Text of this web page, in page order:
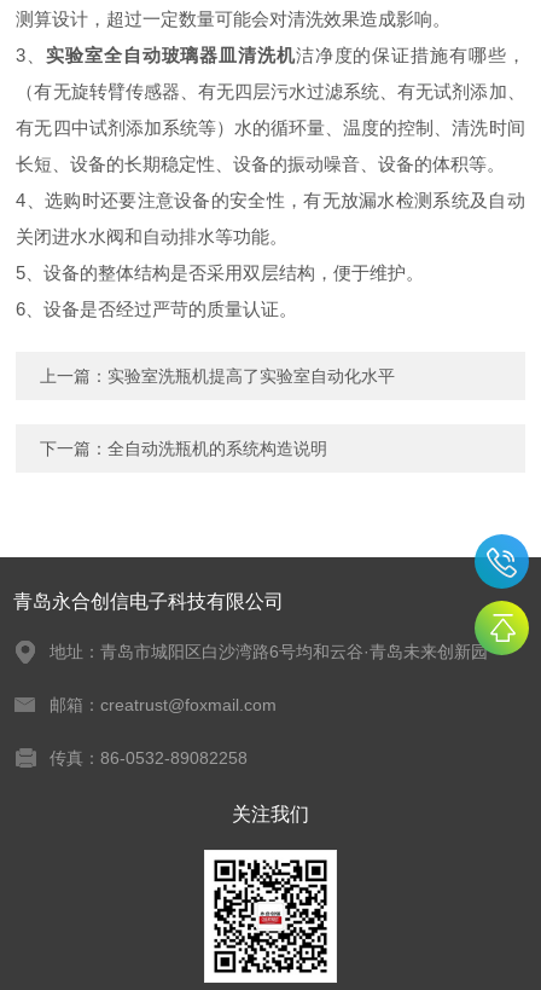
测算设计，超过一定数量可能会对清洗效果造成影响。
3、实验室全自动玻璃器皿清洗机洁净度的保证措施有哪些，
（有无旋转臂传感器、有无四层污水过滤系统、有无试剂添加、
有无四中试剂添加系统等）水的循环量、温度的控制、清洗时间
长短、设备的长期稳定性、设备的振动噪音、设备的体积等。
4、选购时还要注意设备的安全性，有无放漏水检测系统及自动
关闭进水水阀和自动排水等功能。
5、设备的整体结构是否采用双层结构，便于维护。
6、设备是否经过严苛的质量认证。
上一篇： 实验室洗瓶机提高了实验室自动化水平
下一篇：全自动洗瓶机的系统构造说明
青岛永合创信电子科技有限公司
地址：青岛市城阳区白沙湾路6号均和云谷·青岛未来创新园
邮箱：creatrust@foxmail.com
传真：86-0532-89082258
关注我们